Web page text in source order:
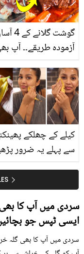
گوشت
آزمودہ طریقے۔۔ آپ
بتائے راز
کیلے کے چھلکے
سے پہلے یہ ضرور
سستا اور قدرتی حل
ایسی ٹپس جو